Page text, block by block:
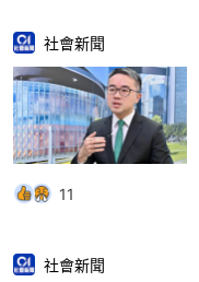
社會新聞
11
社會新聞